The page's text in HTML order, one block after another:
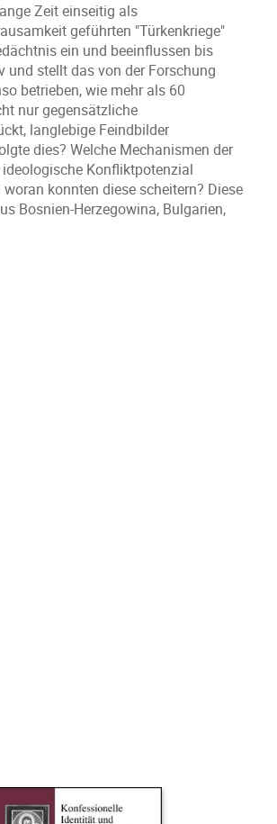
Zeit einseitig als
geführten "Türkenkriege"
ein und beeinflussen bis
und stellt das von der Forschung
betrieben, wie mehr als 60
nur gegensätzliche
langlebige Feindbilder
dies? Welche Mechanismen der
Konfliktpotenzial
konnten diese scheitern? Diese
Bosnien-Herzegowina, Bulgarien,